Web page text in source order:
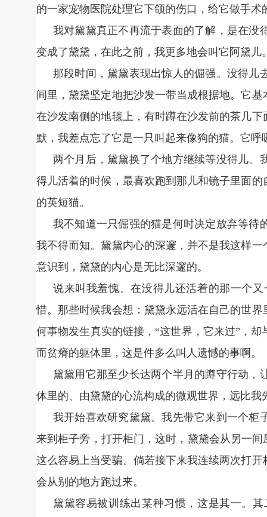
的一家宠物医院处理它下颌的伤口，给它做手
我对黛黛真正不再流于表面的了解，是在没
变成了黛黛，在此之前，我更多地会叫它阿黛
那段时间，黛黛表现出惊人的倔强。没得儿
间里，黛黛坚定地把沙发一带当成根据地。它
在沙发南侧的地毯上，有时蹲在沙发前的茶几
默，我差点忘了它是一只叫起来像狗的猫。它
两个月后，黛黛换了个地方继续等没得儿。
得儿活着的时候，最喜欢跑到那儿和镜子里面
的英短猫。
我不知道一只倔强的猫是何时决定放弃等待
我不得而知。黛黛内心的深邃，并不是我这样
意识到，黛黛的内心是无比深邃的。
说来叫我羞愧。在没得儿还活着的那一个
惜。那些时候我会想：黛黛永远活在自己的世
何事物发生真实的链接，“这世界，它来过”，
而贫瘠的躯体里，这是件多么叫人遗憾的事啊。
黛黛用它那至少长达两个半月的蹲守行动，
体里的、由黛黛的心流构成的微观世界，远比我
我开始喜欢研究黛黛。我先带它来到一个柜
来到柜子旁，打开柜门，这时，黛黛会从另一
这么容易上当受骗。倘若接下来我连续两次打
会从别的地方跑过来。
黛黛容易被训练出某种习惯，这是其一。